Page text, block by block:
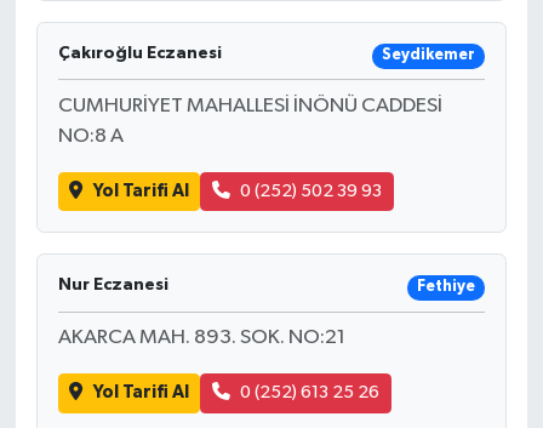
Çakıroğlu Eczanesi Seydikemer
CUMHURİYET MAHALLESİ İNÖNÜ CADDESİ
NO:8 A
Yol Tarifi Al 0 (252) 502 39 93
Nur Eczanesi Fethiye
AKARCA MAH. 893. SOK. NO:21
Yol Tarifi Al 0 (252) 613 25 26